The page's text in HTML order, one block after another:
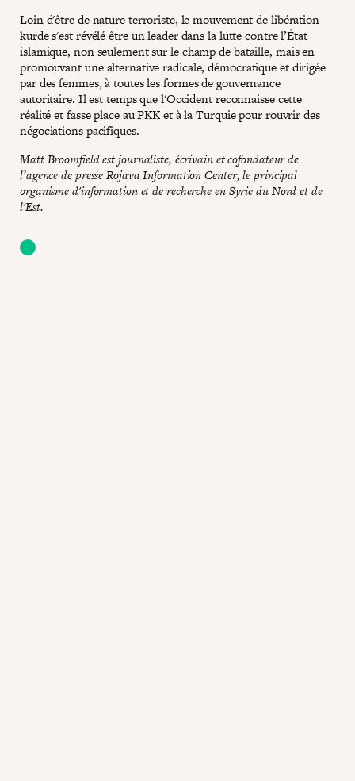
Loin d'être de nature terroriste, le mouvement de libération
kurde s'est révélé être un leader dans la lutte contre l’État
islamique, non seulement sur le champ de bataille, mais en
promouvant une alternative radicale, démocratique et dirigée
par des femmes, à toutes les formes de gouvernance
autoritaire. Il est temps que l'Occident reconnaisse cette
réalité et fasse place au PKK et à la Turquie pour rouvrir des
négociations pacifiques.
Matt Broomfield est journaliste, écrivain et cofondateur de
l’agence de presse Rojava Information Center, le principal
organisme d'information et de recherche en Syrie du Nord et de
l'Est.